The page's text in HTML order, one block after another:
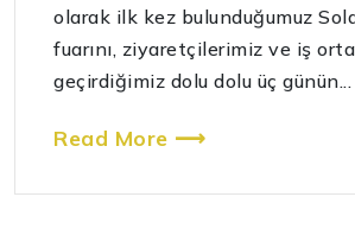
olarak ilk kez bulunduğumuz
fuarını, ziyaretçilerimiz ve iş
geçirdiğimiz dolu dolu üç günün...
Read More ⟶